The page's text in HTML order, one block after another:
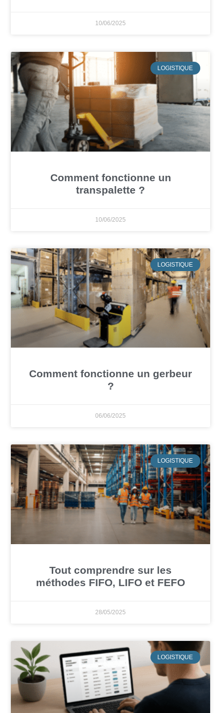
10/06/2025
LOGISTIQUE
Comment fonctionne un
transpalette ?
10/06/2025
LOGISTIQUE
Comment fonctionne un gerbeur
?
06/06/2025
LOGISTIQUE
Tout comprendre sur les
méthodes FIFO, LIFO et FEFO
28/05/2025
LOGISTIQUE